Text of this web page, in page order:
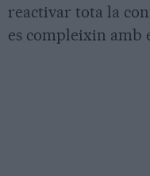
reactivar tota la
es compleixin amb